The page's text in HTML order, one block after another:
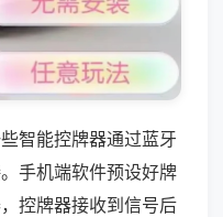
智能控牌器通过蓝牙
手机端软件预设好牌
控牌器接收到信号后